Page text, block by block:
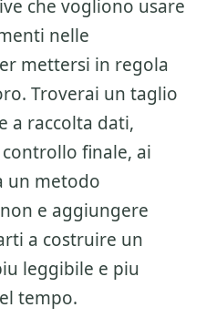
che vogliono usare
nelle
mettersi in regola
Troverai un taglio
a raccolta dati,
finale, ai
un metodo
e aggiungere
a costruire un
leggibile e piu
tempo.